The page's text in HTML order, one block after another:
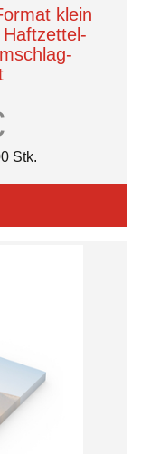
klein
Stk.